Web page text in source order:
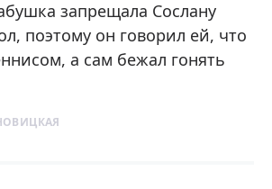
запрещала Сослану
поэтому он говорил ей, что
а сам бежал гонять